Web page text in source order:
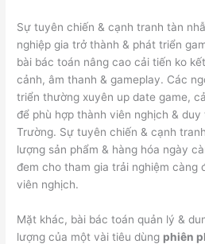
Sự tuyên chiến & cạnh tranh tàn
nghiệp gia trở thành & phát triển
bài bác toán nâng cao cải tiến ko
cảnh, âm thanh & gameplay. Các
triển thường xuyên up date game,
để phù hợp thành viên nghịch &
Trường. Sự tuyên chiến & cạnh
lượng sản phẩm & hàng hóa ngày
đem cho tham gia trải nghiệm càng
viên nghịch.
Mặt khác, bài bác toán quản lý &
lượng của một vài tiêu dùng phiên